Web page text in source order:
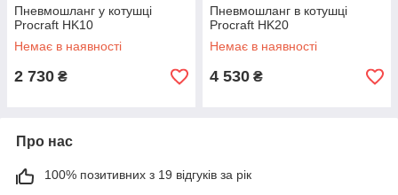
Пневмошланг у котушці
Procraft HK10
Немає в наявності
2 730 ₴
Пневмошланг в котушці
Procraft HK20
Немає в наявності
4 530 ₴
Про нас
100% позитивних з 19 відгуків за рік